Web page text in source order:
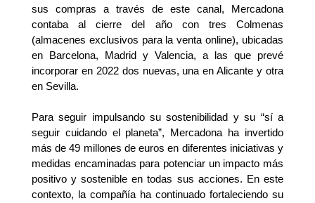
sus compras a través de este canal, Mercadona
contaba al cierre del año con tres Colmenas
(almacenes exclusivos para la venta online), ubicadas
en Barcelona, Madrid y Valencia, a las que prevé
incorporar en 2022 dos nuevas, una en Alicante y otra
en Sevilla.
Para seguir impulsando su sostenibilidad y su “sí a
seguir cuidando el planeta”, Mercadona ha invertido
más de 49 millones de euros en diferentes iniciativas y
medidas encaminadas para potenciar un impacto más
positivo y sostenible en todas sus acciones. En este
contexto, la compañía ha continuado fortaleciendo su